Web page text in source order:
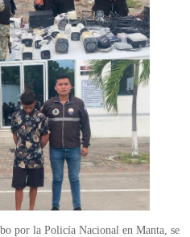
por la Policía Nacional en Manta, se